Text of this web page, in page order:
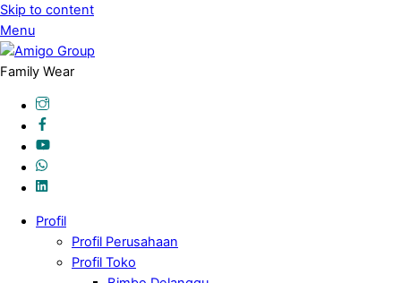
Skip to content
Menu
Family Wear
Profil
Profil Perusahaan
Profil Toko